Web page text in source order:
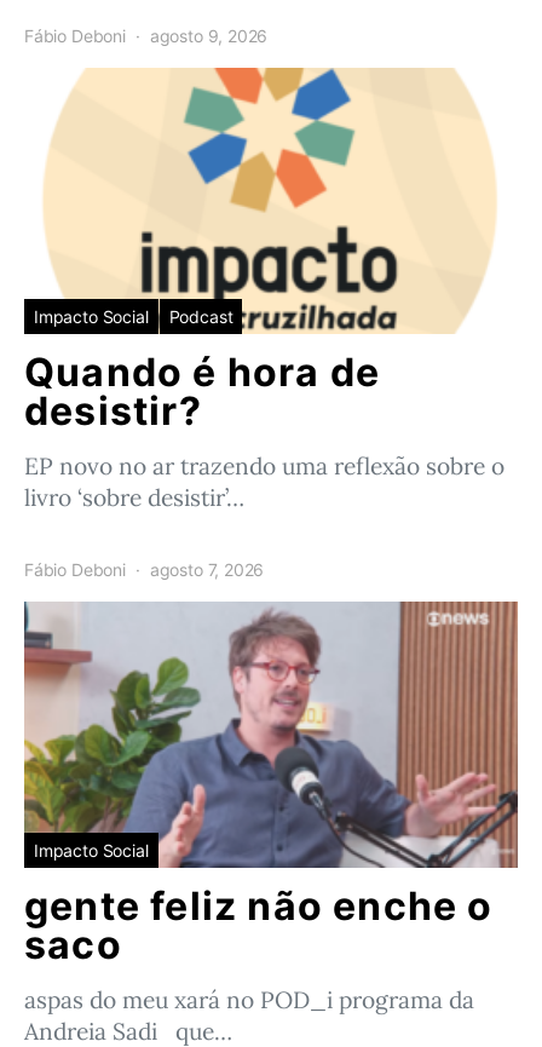
Fábio Deboni agosto 9, 2026
Impacto Social Podcast
Quando é hora de
desistir?
EP novo no ar trazendo uma reflexão sobre o
livro ‘sobre desistir’…
Fábio Deboni agosto 7, 2026
Impacto Social
gente feliz não enche o
saco
aspas do meu xará no POD_i programa da
Andreia Sadi que…